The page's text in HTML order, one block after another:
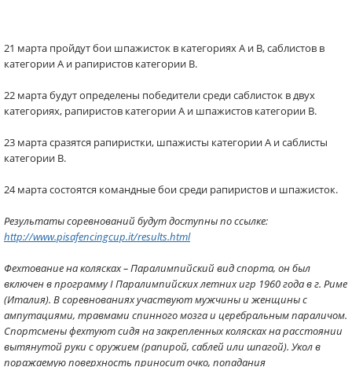
21 марта пройдут бои шпажисток в категориях А и В, саблистов в
категории А и рапиристов категории В.
22 марта будут определены победители среди саблисток в двух
категориях, рапиристов категории А и шпажистов категории В.
23 марта сразятся рапиристки, шпажисты категории А и саблисты
категории В.
24 марта состоятся командные бои среди рапиристов и шпажисток.
Результаты соревнований будут доступны по ссылке:
http://www.pisafencingcup.it/results.html
Фехтование на колясках – Паралимпийский вид спорта, он был
включен в программу I Паралимпийских летних игр 1960 года в г. Риме
(Италия). В соревнованиях участвуют мужчины и женщины с
ампутациями, травмами спинного мозга и церебральным параличом.
Спортсмены фехтуют сидя на закрепленных колясках на расстоянии
вытянутой руки с оружием (рапирой, саблей или шпагой). Укол в
поражаемую поверхность приносит очко, попадания